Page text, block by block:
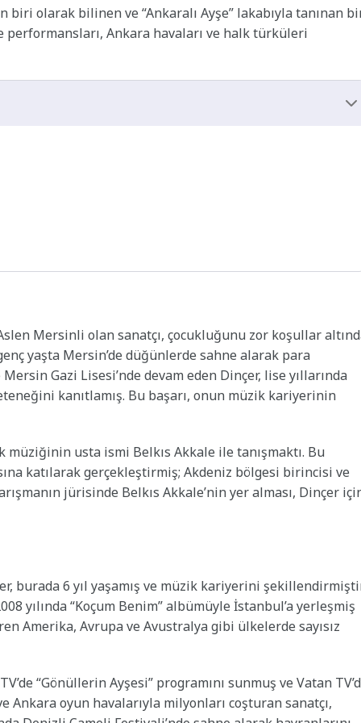
olarak bilinen ve “Ankaralı Ayşe” lakabıyla tanınan
performansları, Ankara havaları ve halk türküleri
Mersinli olan sanatçı, çocukluğunu zor koşullar
yaşta Mersin’de düğünlerde sahne alarak para
Gazi Lisesi’nde devam eden Dinçer, lise yıllarında
kanıtlamış. Bu başarı, onun müzik kariyerinin
usta ismi Belkıs Akkale ile tanışmaktı. Bu
katılarak gerçekleştirmiş; Akdeniz bölgesi birincisi ve
jürisinde Belkıs Akkale’nin yer alması, Dinçer
burada 6 yıl yaşamış ve müzik kariyerini
yılında “Koçum Benim” albümüyle İstanbul’a yerleşmiş
Amerika, Avrupa ve Avustralya gibi ülkelerde sayısız
“Gönüllerin Ayşesi” programını sunmuş ve Vatan
oyun havalarıyla milyonları coşturan sanatçı,